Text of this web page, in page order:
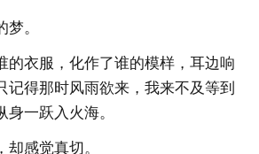
。
的衣服，化作了谁的模样，耳边响
记得那时风雨欲来，我来不及等到
一跃入火海。
却感觉真切。